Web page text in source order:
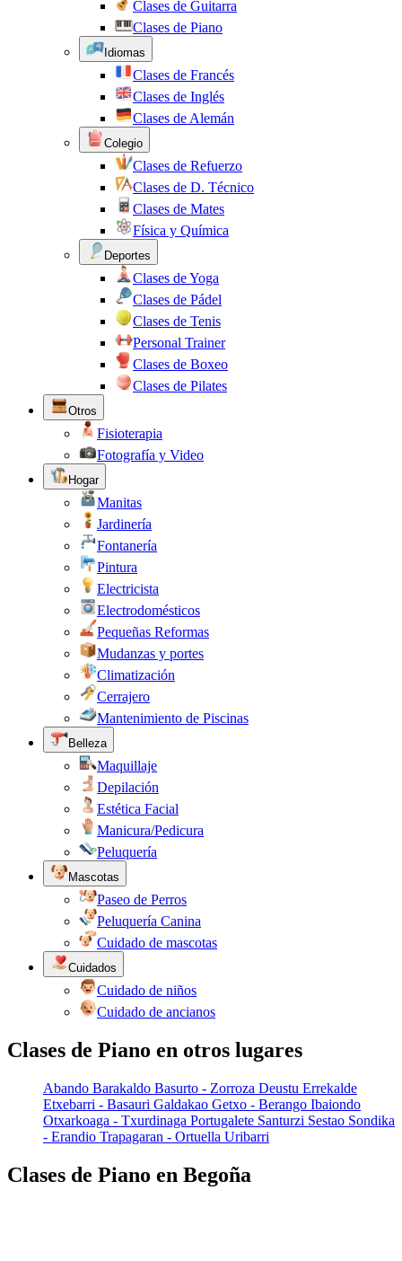
Clases de Guitarra
Clases de Piano
Idiomas
Clases de Francés
Clases de Inglés
Clases de Alemán
Colegio
Clases de Refuerzo
Clases de D. Técnico
Clases de Mates
Física y Química
Deportes
Clases de Yoga
Clases de Pádel
Clases de Tenis
Personal Trainer
Clases de Boxeo
Clases de Pilates
Otros
Fisioterapia
Fotografía y Video
Hogar
Manitas
Jardinería
Fontanería
Pintura
Electricista
Electrodomésticos
Pequeñas Reformas
Mudanzas y portes
Climatización
Cerrajero
Mantenimiento de Piscinas
Belleza
Maquillaje
Depilación
Estética Facial
Manicura/Pedicura
Peluquería
Mascotas
Paseo de Perros
Peluquería Canina
Cuidado de mascotas
Cuidados
Cuidado de niños
Cuidado de ancianos
Clases de Piano en otros lugares
Abando Barakaldo Basurto - Zorroza Deustu Errekalde
Etxebarri - Basauri Galdakao Getxo - Berango Ibaiondo
Otxarkoaga - Txurdinaga Portugalete Santurzi Sestao Sondika
- Erandio Trapagaran - Ortuella Uribarri
Clases de Piano en Begoña